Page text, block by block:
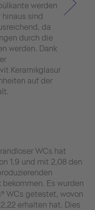
werden
hinaus sind
da
durch die
werden. Dank
Keramikglasur
auf der
WCs hat
1,9 und mit 2,08 den
Es wurden
WCs getestet, wovon
erhalten hat. Dies